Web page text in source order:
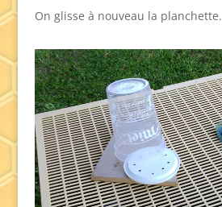
On glisse à nouveau la planchette.